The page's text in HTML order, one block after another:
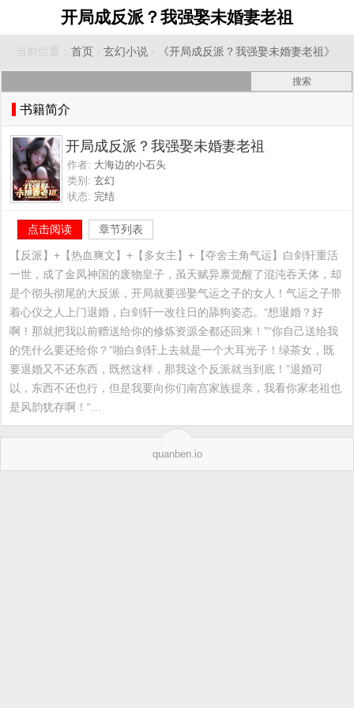
开局成反派？我强娶未婚妻老祖
当前位置： 首页 › 玄幻小说 › 《开局成反派？我强娶未婚妻老祖》
书籍简介
开局成反派？我强娶未婚妻老祖
作者: 大海边的小石头
类别: 玄幻
状态: 完结
点击阅读 章节列表
【反派】+【热血爽文】+【多女主】+【夺舍主角气运】白剑轩重活
一世，成了金凤神国的废物皇子，虽天赋异禀觉醒了混沌吞天体，却
是个彻头彻尾的大反派，开局就要强娶气运之子的女人！气运之子带
着心仪之人上门退婚，白剑轩一改往日的舔狗姿态。“想退婚？好
啊！那就把我以前赠送给你的修炼资源全都还回来！”“你自己送给我
的凭什么要还给你？”啪白剑轩上去就是一个大耳光子！绿茶女，既
要退婚又不还东西，既然这样，那我这个反派就当到底！”退婚可
以，东西不还也行，但是我要向你们南宫家族提亲，我看你家老祖也
是风韵犹存啊！“…
quanben.io